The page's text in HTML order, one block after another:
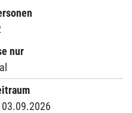
nur